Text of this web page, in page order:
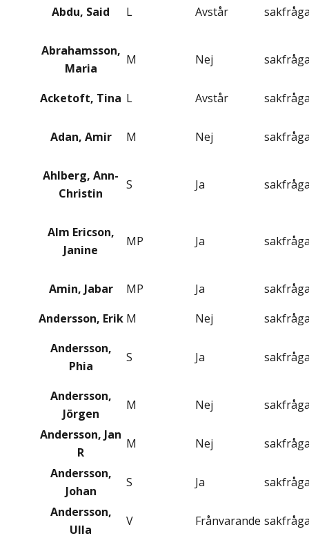
Abdu, Said L Avstår
Abrahamsson,
Maria
M Nej
Acketoft, Tina L Avstår
Adan, Amir M Nej
Ahlberg, Ann-
Christin
S Ja
Alm Ericson,
Janine
MP Ja
Amin, Jabar MP Ja
Andersson, Erik M Nej
Andersson,
Phia
S Ja
Andersson,
Jörgen
M Nej
Andersson, Jan
R
M Nej
Andersson,
Johan
S Ja
Andersson,
Ulla
V Frånvarande